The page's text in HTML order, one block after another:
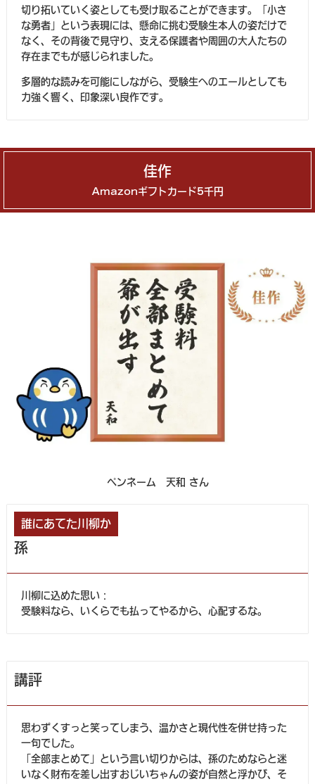
切り拓いていく姿としても受け取ることができます。「小さ
な勇者」という表現には、懸命に挑む受験生本人の姿だけで
なく、その背後で見守り、支える保護者や周囲の大人たちの
存在までもが感じられました。
多層的な読みを可能にしながら、受験生へのエールとしても
力強く響く、印象深い良作です。
佳作
Amazonギフトカード5千円
ペンネーム 天和 さん
誰にあてた川柳か
孫
川柳に込めた思い：
受験料なら、いくらでも払ってやるから、心配するな。
講評
思わずくすっと笑ってしまう、温かさと現代性を併せ持った
一句でした。
「全部まとめて」という言い切りからは、孫のためならと迷
いなく財布を差し出すおじいちゃんの姿が自然と浮かび、そ